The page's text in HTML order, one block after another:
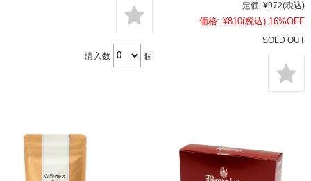
購入数 個
定価: ¥972(税込)
価格: ¥810(税込) 16%OFF
SOLD OUT